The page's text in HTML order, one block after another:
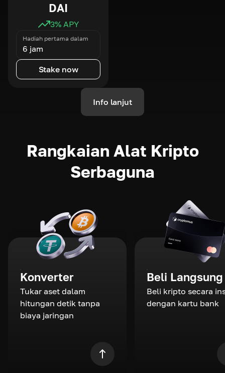
DAI
3% APY
Hadiah pertama dalam
6 jam
Stake now
Info lanjut
Rangkaian Alat Kripto
Serbaguna
Konverter
Tukar aset dalam
hitungan detik tanpa
biaya jaringan
Beli Langsung
Beli kripto secara
dengan kartu bank